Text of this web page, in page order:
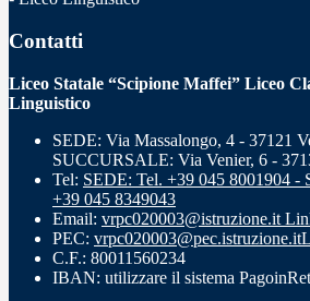
Contatti
Liceo Statale “Scipione Maffei” Liceo
Linguistico
SEDE: Via Massalongo, 4 - 37121
SUCCURSALE: Via Venier, 6 -
Tel: SEDE: Tel. +39 045 8001904
+39 045 8349043
Email: vrpc020003@istruzione.it
PEC: vrpc020003@pec.istruzione.it
C.F.: 80011560234
IBAN: utilizzare il sistema